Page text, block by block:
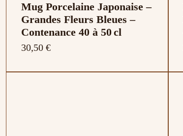
Mug Porcelaine Japonaise –
Grandes Fleurs Bleues –
Contenance 40 à 50 cl
30,50 €